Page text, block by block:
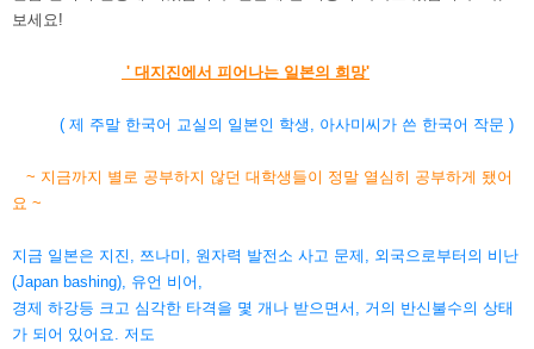
보세요!
' 대지진에서 피어나는 일본의 희망'
( 제 주말 한국어 교실의 일본인 학생, 아사미씨가 쓴 한국어 작문 )
~ 지금까지 별로 공부하지 않던 대학생들이 정말 열심히 공부하게 됐어
요 ~
지금 일본은 지진, 쯔나미, 원자력 발전소 사고 문제, 외국으로부터의 비난
(Japan bashing), 유언 비어,
경제 하강등 크고 심각한 타격을 몇 개나 받으면서, 거의 반신불수의 상태
가 되어 있어요. 저도